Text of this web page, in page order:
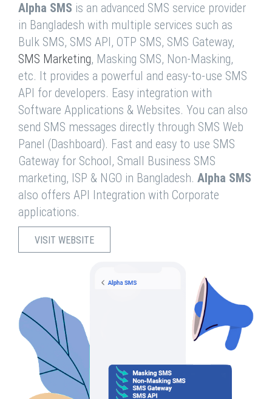
Alpha SMS is an advanced SMS service provider
in Bangladesh with multiple services such as
Bulk SMS, SMS API, OTP SMS, SMS Gateway,
SMS Marketing, Masking SMS, Non-Masking,
etc. It provides a powerful and easy-to-use SMS
API for developers. Easy integration with
Software Applications & Websites. You can also
send SMS messages directly through SMS Web
Panel (Dashboard). Fast and easy to use SMS
Gateway for School, Small Business SMS
marketing, ISP & NGO in Bangladesh. Alpha SMS
also offers API Integration with Corporate
applications.
VISIT WEBSITE